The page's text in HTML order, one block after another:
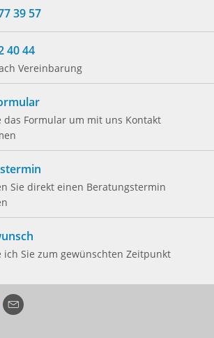
39 57
40 44
Vereinbarung
das Formular um mit uns Kontakt
Sie direkt einen Beratungstermin
ich Sie zum gewünschten Zeitpunkt